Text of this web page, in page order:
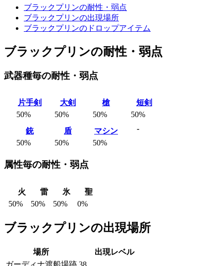
ブラックプリンの耐性・弱点
ブラックプリンの出現場所
ブラックプリンのドロップアイテム
ブラックプリンの耐性・弱点
武器種毎の耐性・弱点
片手剣 大剣 槍
短剣
50%
50% 50%
50%
銃
盾 マシン
-
50%
50% 50%
属性毎の耐性・弱点
火 雷 氷
聖
50%
50% 50% 0%
ブラックプリンの出現場所
場所
出現レベル
ガーディナ渡船場跡 38